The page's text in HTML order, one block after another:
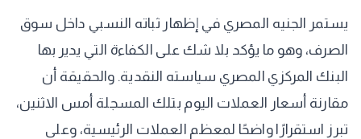
يستمر الجنيه المصري في إظهار ثباته النسبي داخل سوق
الصرف، وهو ما يؤكد بلا شك على الكفاءة التي يدير بها
البنك المركزي المصري سياسته النقدية. والحقيقة أن
مقارنة أسعار العملات اليوم بتلك المسجلة أمس الاثنين،
تبرز استقرارًا واضحًا لمعظم العملات الرئيسية، وعلى